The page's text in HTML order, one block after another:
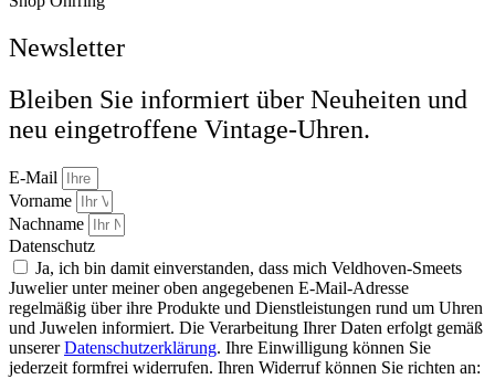
Newsletter
Bleiben Sie informiert über Neuheiten und
neu eingetroffene Vintage-Uhren.
E-Mail
Vorname
Nachname
Datenschutz
Ja, ich bin damit einverstanden, dass mich Veldhoven-Smeets
Juwelier unter meiner oben angegebenen E-Mail-Adresse
regelmäßig über ihre Produkte und Dienstleistungen rund um Uhren
und Juwelen informiert. Die Verarbeitung Ihrer Daten erfolgt gemäß
unsererDatenschutzerklärung. Ihre Einwilligung können Sie
jederzeit formfrei widerrufen. Ihren Widerruf können Sie richten an: